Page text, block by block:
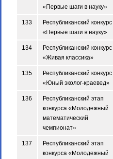
«Первые шаги в науку»
133
Республиканский конкурс
«Первые шаги в науку»
134
Республиканский конкурс
«Живая классика»
135
Республиканский конкурс
«Юный эколог-краевед»
136
Республиканский этап
конкурса «Молодежный
математический
чемпионат»
137
Республиканский этап
конкурса «Молодежный